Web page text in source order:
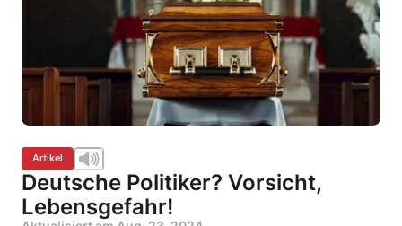
Artikel
Deutsche Politiker? Vorsicht,
Lebensgefahr!